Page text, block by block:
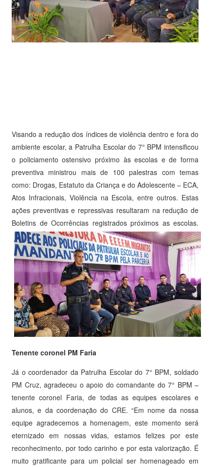
Visando a redução dos índices de violência dentro e fora do
ambiente escolar, a Patrulha Escolar do 7° BPM intensificou
o policiamento ostensivo próximo às escolas e de forma
preventiva ministrou mais de 100 palestras com temas
como: Drogas, Estatuto da Criança e do Adolescente – ECA,
Atos Infracionais, Violência na Escola, entre outros. Estas
ações preventivas e repressivas resultaram na redução de
Boletins de Ocorrências registrados próximos as escolas.
Tenente coronel PM Faria
Já o coordenador da Patrulha Escolar do 7° BPM, soldado
PM Cruz, agradeceu o apoio do comandante do 7° BPM –
tenente coronel Faria, de todas as equipes escolares e
alunos, e da coordenação do CRE. “Em nome da nossa
equipe agradecemos a homenagem, este momento será
eternizado em nossas vidas, estamos felizes por este
reconhecimento, por todo carinho e por esta valorização. É
muito gratificante para um policial ser homenageado em